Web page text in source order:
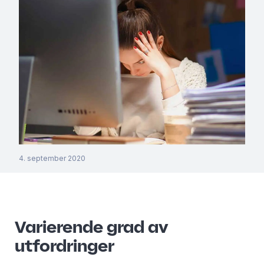
4. september 2020
Varierende grad av
utfordringer